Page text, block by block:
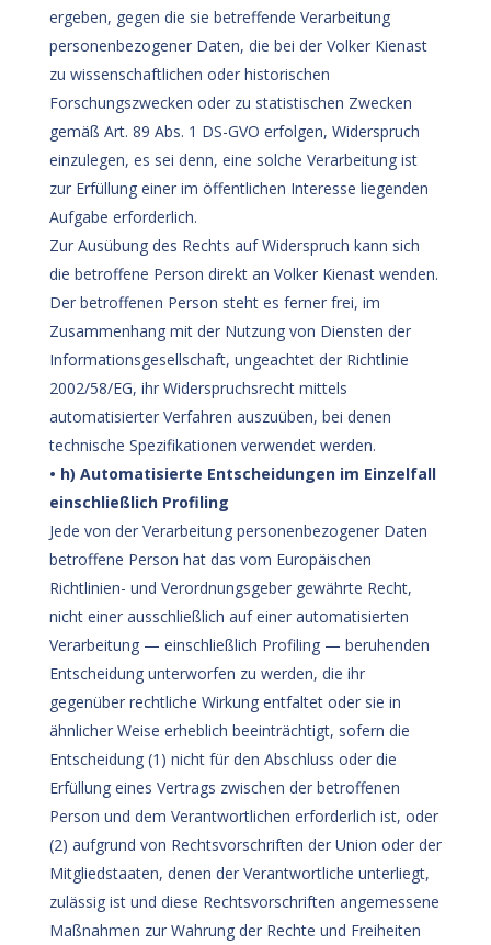
ergeben, gegen die sie betreffende Verarbeitung
personenbezogener Daten, die bei der Volker Kienast
zu wissenschaftlichen oder historischen
Forschungszwecken oder zu statistischen Zwecken
gemäß Art. 89 Abs. 1 DS-GVO erfolgen, Widerspruch
einzulegen, es sei denn, eine solche Verarbeitung ist
zur Erfüllung einer im öffentlichen Interesse liegenden
Aufgabe erforderlich.
Zur Ausübung des Rechts auf Widerspruch kann sich
die betroffene Person direkt an Volker Kienast wenden.
Der betroffenen Person steht es ferner frei, im
Zusammenhang mit der Nutzung von Diensten der
Informationsgesellschaft, ungeachtet der Richtlinie
2002/58/EG, ihr Widerspruchsrecht mittels
automatisierter Verfahren auszuüben, bei denen
technische Spezifikationen verwendet werden.
• h) Automatisierte Entscheidungen im Einzelfall
einschließlich Profiling
Jede von der Verarbeitung personenbezogener Daten
betroffene Person hat das vom Europäischen
Richtlinien- und Verordnungsgeber gewährte Recht,
nicht einer ausschließlich auf einer automatisierten
Verarbeitung — einschließlich Profiling — beruhenden
Entscheidung unterworfen zu werden, die ihr
gegenüber rechtliche Wirkung entfaltet oder sie in
ähnlicher Weise erheblich beeinträchtigt, sofern die
Entscheidung (1) nicht für den Abschluss oder die
Erfüllung eines Vertrags zwischen der betroffenen
Person und dem Verantwortlichen erforderlich ist, oder
(2) aufgrund von Rechtsvorschriften der Union oder der
Mitgliedstaaten, denen der Verantwortliche unterliegt,
zulässig ist und diese Rechtsvorschriften angemessene
Maßnahmen zur Wahrung der Rechte und Freiheiten